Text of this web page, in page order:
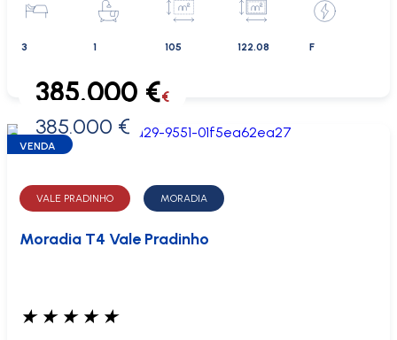
3 1 105 122.08 F
0 €
385.000 €€
385.000 €
VENDA
VALE PRADINHO MORADIA
Moradia T4 Vale Pradinho
★ ★ ★ ★ ★